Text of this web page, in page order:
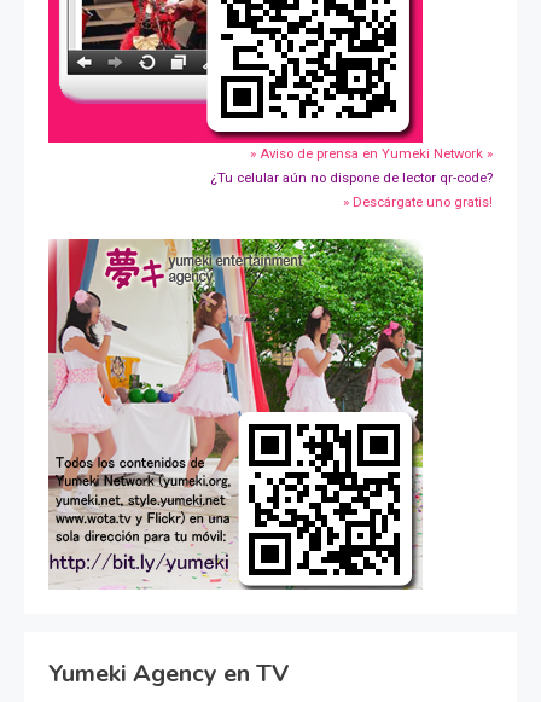
» Aviso de prensa en Yumeki Network »
¿Tu celular aún no dispone de lector qr-code?
» Descárgate uno gratis!
Yumeki Agency en TV